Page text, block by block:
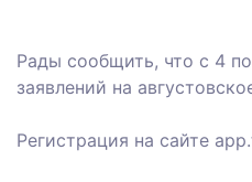
Рады сообщить, что с 4
заявлений на
Регистрация на сайте